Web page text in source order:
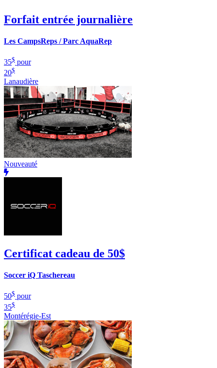
Forfait entrée journalière
Les CampsReps / Parc AquaRep
35$ pour
20$
Lanaudière
Nouveauté
Certificat cadeau de 50$
Soccer iQ Taschereau
50$ pour
35$
Montérégie-Est